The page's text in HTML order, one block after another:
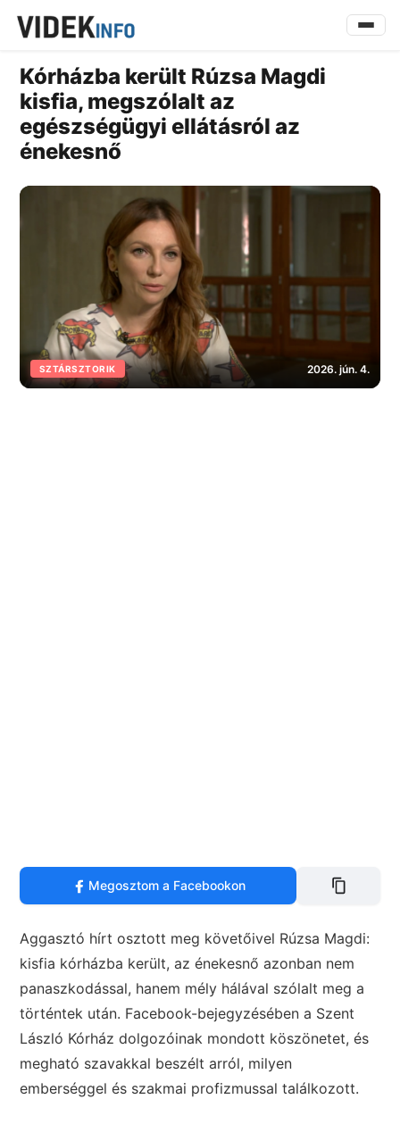
Kórházba került Rúzsa Magdi
kisfia, megszólalt az
egészségügyi ellátásról az
énekesnő
SZTÁRSZTORIK 2026. jún. 4.
Megosztom a Facebookon
Aggasztó hírt osztott meg követőivel Rúzsa Magdi:
kisfia kórházba került, az énekesnő azonban nem
panaszkodással, hanem mély hálával szólalt meg a
történtek után. Facebook-bejegyzésében a Szent
László Kórház dolgozóinak mondott köszönetet, és
megható szavakkal beszélt arról, milyen
emberséggel és szakmai profizmussal találkozott.